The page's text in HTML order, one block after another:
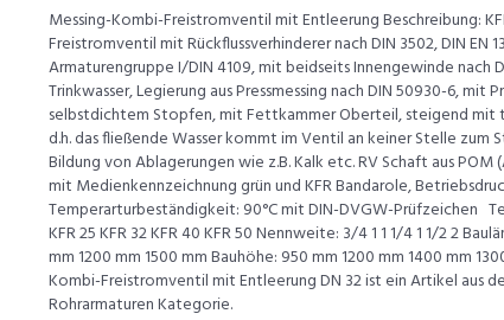
Messing-Kombi-Freistromventil mit Entleerung Beschreibung:
Freistromventil mit Rückflussverhinderer nach DIN 3502, DIN EN
Armaturengruppe I/DIN 4109, mit beidseits Innengewinde nach
Trinkwasser, Legierung aus Pressmessing nach DIN 50930-6, mit
selbstdichtem Stopfen, mit Fettkammer Oberteil, steigend
d.h. das fließende Wasser kommt im Ventil an keiner Stelle zum
Bildung von Ablagerungen wie z.B. Kalk etc. RV Schaft aus POM
mit Medienkennzeichnung grün und KFR Bandarole,
Temperarturbeständigkeit: 90°C mit DIN-DVGW-Prüfzeichen
KFR 25 KFR 32 KFR 40 KFR 50 Nennweite: 3/4 1 1 1/4 1 1/2 2
mm 1200 mm 1500 mm Bauhöhe: 950 mm 1200 mm 1400 mm
Kombi-Freistromventil mit Entleerung DN 32 ist ein Artikel aus
Rohrarmaturen Kategorie.